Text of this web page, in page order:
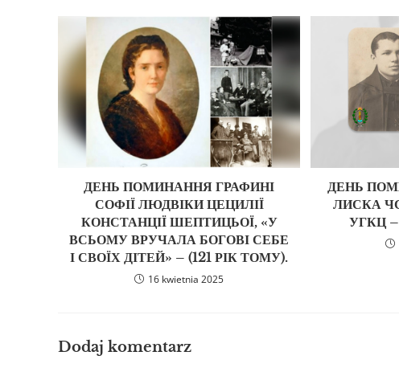
ДЕНЬ ПОМИНАННЯ ГРАФИНІ
СОФІЇ ЛЮДВІКИ ЦЕЦИЛІЇ
КОНСТАНЦІЇ ШЕПТИЦЬОЇ, «У
ВСЬОМУ ВРУЧАЛА БОГОВІ СЕБЕ
І СВОЇХ ДІТЕЙ» – (121 РІК ТОМУ).
16 kwietnia 2025
ДЕНЬ
ЛИСКА
УГКЦ
Dodaj komentarz